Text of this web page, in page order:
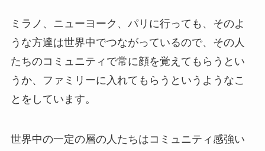
ミラノ、ニューヨーク、パリに行っても、そのよ
うな方達は世界中でつながっているので、その人
たちのコミュニティで常に顔を覚えてもらうとい
うか、ファミリーに入れてもらうというようなこ
とをしています。
世界中の一定の層の人たちはコミュニティ感強い